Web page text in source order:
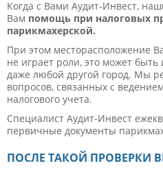
Когда с Вами Аудит-Инвест,
Вам помощь при налоговых
парикмахерской.
При этом месторасположение
не играет роли, это может
даже любой другой город. Мы
вопросов, связанных с
налогового учета.
Специалист Аудит-Инвест
первичные документы
ПОСЛЕ ТАКОЙ ПРОВЕРКИ